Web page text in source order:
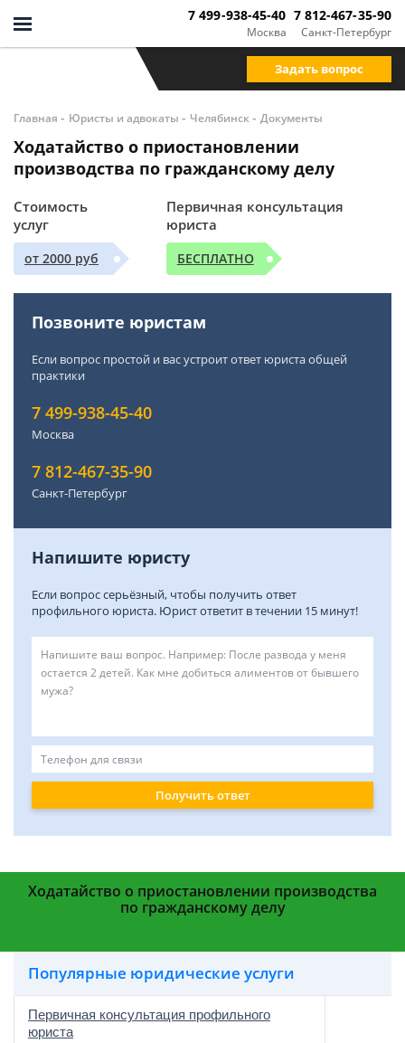
Москва
7 499-938-45-40
Санкт-Петербург
7 812-467-35-90
Задать вопрос
Главная - Юристы и адвокаты - Челябинск- Документы
Ходатайство о приостановлении
производства по гражданскому делу
Стоимость
услуг
от 2000 руб
Первичная консультация
юриста
БЕСПЛАТНО
Позвоните юристам
Если вопрос простой и вас устроит ответ юриста общей
практики
7 499-938-45-40
Москва
7 812-467-35-90
Санкт-Петербург
Напишите юристу
Если вопрос серьёзный, чтобы получить ответ
профильного юриста. Юрист ответит в течении 15 минут!
Получить ответ
Ходатайство о приостановлении производства
по гражданскому делу
Популярные юридические услуги
Первичная консультация профильного
юриста